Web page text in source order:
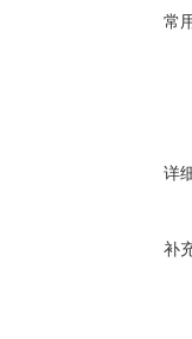
常
详
补